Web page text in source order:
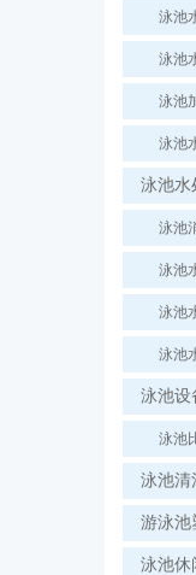
泳池
泳池
泳池
泳池
泳池水
泳池
泳池
泳池
泳池
泳池设
泳池
泳池清
游泳池
泳池休